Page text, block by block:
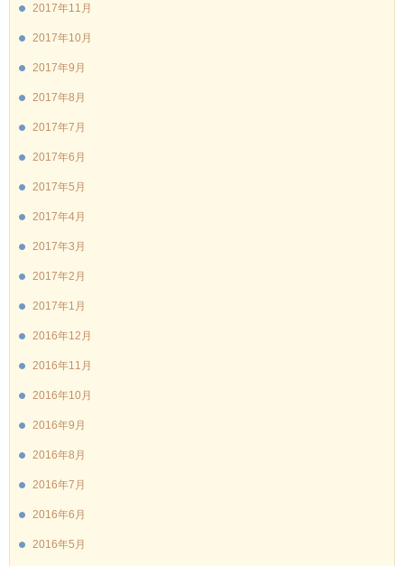
2017年11月
2017年10月
2017年9月
2017年8月
2017年7月
2017年6月
2017年5月
2017年4月
2017年3月
2017年2月
2017年1月
2016年12月
2016年11月
2016年10月
2016年9月
2016年8月
2016年7月
2016年6月
2016年5月